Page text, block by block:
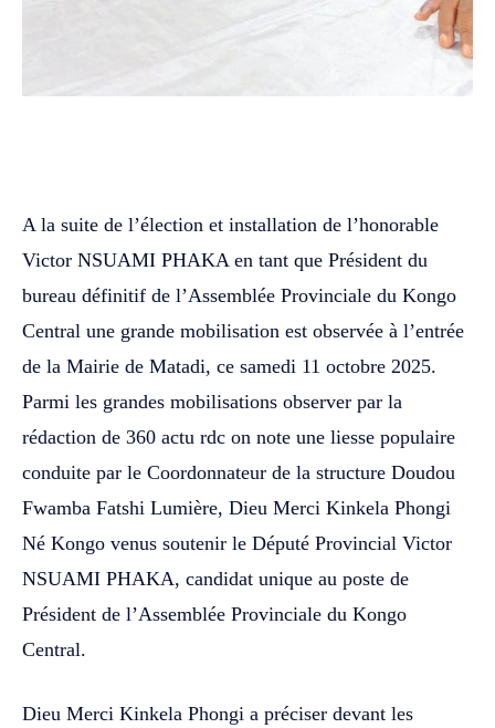
A la suite de l’élection et installation de l’honorable
Victor NSUAMI PHAKA en tant que Président du
bureau définitif de l’Assemblée Provinciale du Kongo
Central une grande mobilisation est observée à l’entrée
de la Mairie de Matadi, ce samedi 11 octobre 2025.
Parmi les grandes mobilisations observer par la
rédaction de 360 actu rdc on note une liesse populaire
conduite par le Coordonnateur de la structure Doudou
Fwamba Fatshi Lumière, Dieu Merci Kinkela Phongi
Né Kongo venus soutenir le Député Provincial Victor
NSUAMI PHAKA, candidat unique au poste de
Président de l’Assemblée Provinciale du Kongo
Central.
Dieu Merci Kinkela Phongi a préciser devant les